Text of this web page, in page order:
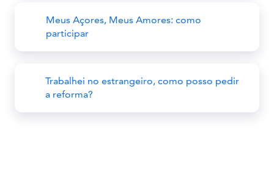
Meus Açores, Meus Amores: como
participar
Trabalhei no estrangeiro, como posso pedir
a reforma?